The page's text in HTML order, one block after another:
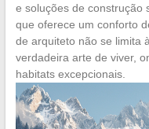
e soluções de construção
que oferece um conforto
de arquiteto não se limita
verdadeira arte de viver,
habitats excepcionais.